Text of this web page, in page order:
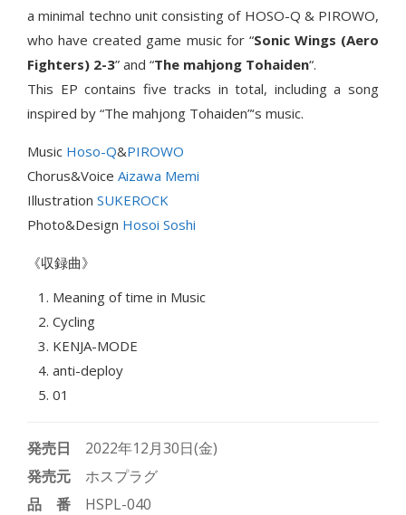
a minimal techno unit consisting of HOSO-Q & PIROWO,
who have created game music for “Sonic Wings (Aero
Fighters) 2-3” and “The mahjong Tohaiden“.
This EP contains five tracks in total, including a song
inspired by “The mahjong Tohaiden”‘s music.
Music Hoso-Q&PIROWO
Chorus&Voice Aizawa Memi
Illustration SUKEROCK
Photo&Design Hosoi Soshi
《収録曲》
Meaning of time in Music
Cycling
KENJA-MODE
anti-deploy
01
発売日
2022年12月30日(金)
発売元
ホスプラグ
品番
HSPL-040